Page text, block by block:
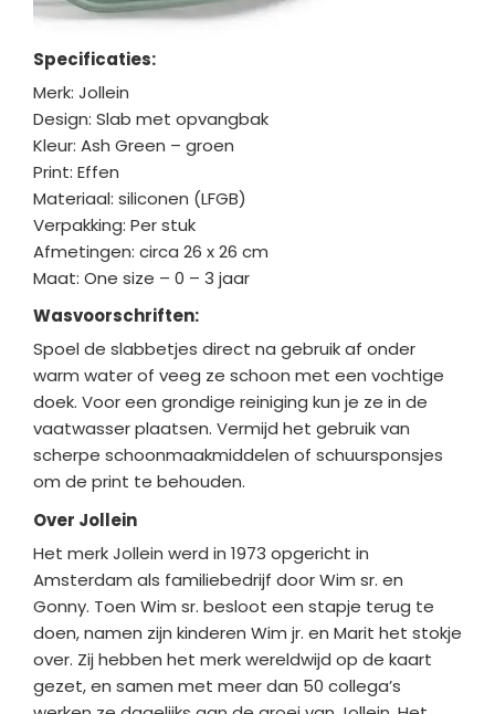
Specificaties:
Merk: Jollein
Design: Slab met opvangbak
Kleur: Ash Green – groen
Print: Effen
Materiaal: siliconen (LFGB)
Verpakking: Per stuk
Afmetingen: circa 26 x 26 cm
Maat: One size – 0 – 3 jaar
Wasvoorschriften:
Spoel de slabbetjes direct na gebruik af onder
warm water of veeg ze schoon met een vochtige
doek. Voor een grondige reiniging kun je ze in de
vaatwasser plaatsen. Vermijd het gebruik van
scherpe schoonmaakmiddelen of schuursponsjes
om de print te behouden.
Over Jollein
Het merk Jollein werd in 1973 opgericht in
Amsterdam als familiebedrijf door Wim sr. en
Gonny. Toen Wim sr. besloot een stapje terug te
doen, namen zijn kinderen Wim jr. en Marit het stokje
over. Zij hebben het merk wereldwijd op de kaart
gezet, en samen met meer dan 50 collega’s